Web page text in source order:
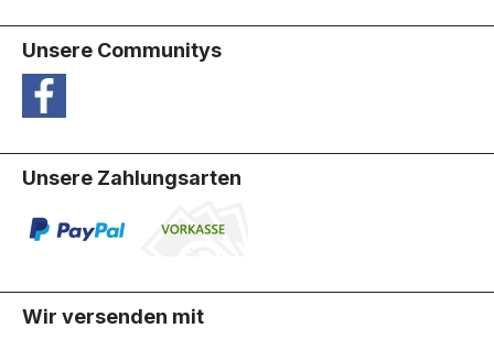
Unsere Communitys
Unsere Zahlungsarten
Wir versenden mit